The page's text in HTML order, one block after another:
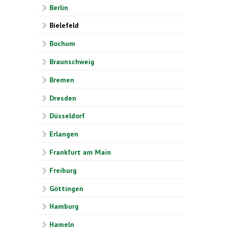
Berlin
Bielefeld
Bochum
Braunschweig
Bremen
Dresden
Düsseldorf
Erlangen
Frankfurt am Main
Freiburg
Göttingen
Hamburg
Hameln